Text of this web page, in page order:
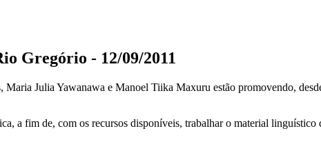
Gregório - 12/09/2011
Julia Yawanawa e Manoel Tiika Maxuru estão promovendo,
a fim de, com os recursos disponíveis, trabalhar o material linguístico